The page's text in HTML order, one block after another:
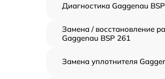
Диагностика Gaggenau
Замена / восстановление
Gaggenau BSP 261
Замена уплотнителя